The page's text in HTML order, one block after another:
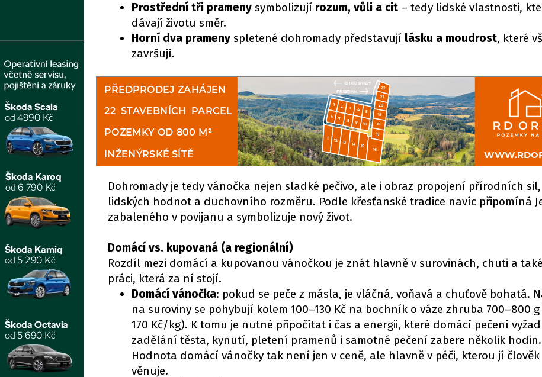
Prostřední tři prameny symbolizují rozum, vůli a cit – tedy lidské vlastnosti,
dávají životu směr.
Horní dva prameny spletené dohromady představují lásku a moudrost, které
završují.
Dohromady je tedy vánočka nejen sladké pečivo, ale i obraz propojení přírodních sil,
lidských hodnot a duchovního rozměru. Podle křesťanské tradice navíc připomíná
zabaleného v povijanu a symbolizuje nový život.
Domácí vs. kupovaná (a regionální)
Rozdíl mezi domácí a kupovanou vánočkou je znát hlavně v surovinách, chuti a
práci, která za ní stojí.
Domácí vánočka: pokud se peče z másla, je vláčná, voňavá a chuťově bohatá.
na suroviny se pohybují kolem 100–130 Kč na bochník o váze zhruba 700–800 g
170 Kč/kg). K tomu je nutné připočítat i čas a energii, které domácí pečení
zadělání těsta, kynutí, pletení pramenů i samotné pečení zabere několik hodin.
Hodnota domácí vánočky tak není jen v ceně, ale hlavně v péči, kterou jí člověk
věnuje.